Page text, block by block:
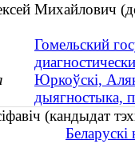
Михайлович
Гомельский
Юркоўскi,
дыягностыка,
(кандыдат